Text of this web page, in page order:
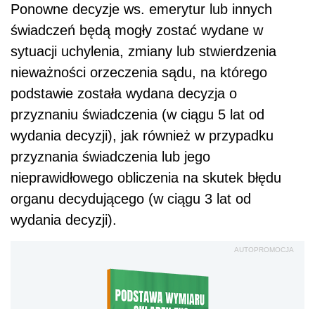
Ponowne decyzje ws. emerytur lub innych
świadczeń będą mogły zostać wydane w
sytuacji uchylenia, zmiany lub stwierdzenia
nieważności orzeczenia sądu, na którego
podstawie została wydana decyzja o
przyznaniu świadczenia (w ciągu 5 lat od
wydania decyzji), jak również w przypadku
przyznania świadczenia lub jego
nieprawidłowego obliczenia na skutek błędu
organu decydującego (w ciągu 3 lat od
wydania decyzji).
AUTOPROMOCJA